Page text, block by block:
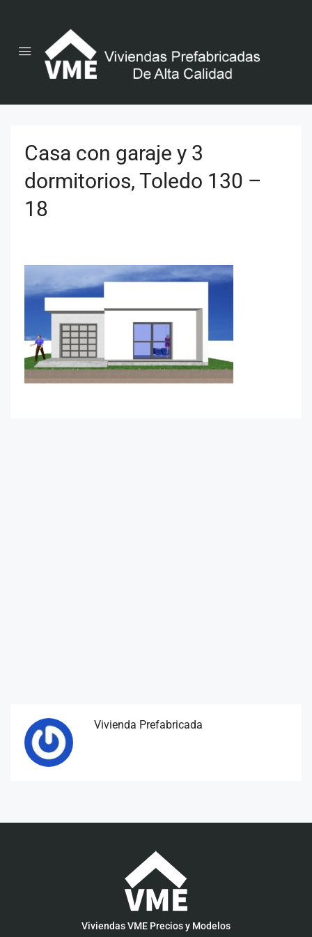
Casa con garaje y 3
dormitorios, Toledo 130 –
18
Vivienda Prefabricada
Viviendas VME Precios y Modelos